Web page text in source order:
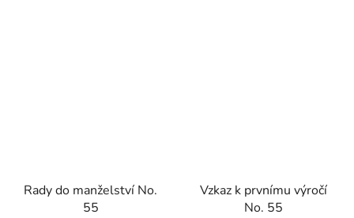
Rady do manželství No.
55
Vzkaz k prvnímu výročí
No. 55